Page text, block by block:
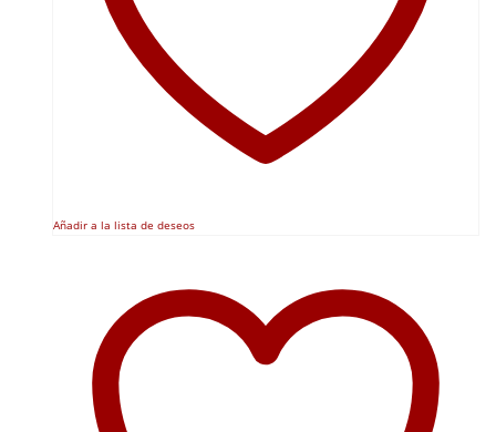
Añadir a la lista de deseos